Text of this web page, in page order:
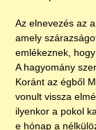
Az elnevezés az
amely
emlékeznek,
A hagyomány
Koránt az égből
vonult vissza
ilyenkor a pokol
e hónap a